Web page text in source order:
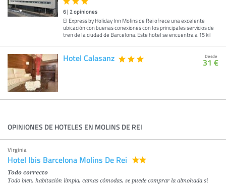
6|2opiniones
El Express by Holiday Inn Molins de Rei ofrece una excelente
ubicación con buenas conexiones con los principales servicios de
tren de la ciudad de Barcelona. Este hotel se encuentra a 15 kil
Hotel Calasanz Desde
31 €
OPINIONES DE HOTELES EN MOLINS DE REI
Virginia
Hotel Ibis Barcelona Molins De Rei
Todo correcto
Todo bien, habitación limpia, camas cómodas, se puede comprar la almohada si